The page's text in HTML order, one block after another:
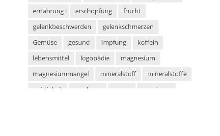
ernährung
erschöpfung
frucht
gelenkbeschwerden
gelenkschmerzen
Gemüse
gesund Impfung
koffein
lebensmittel
logopädie
magnesium
magnesiummangel
mineralstoff
mineralstoffe
müdigkeit
parabene
saunieren